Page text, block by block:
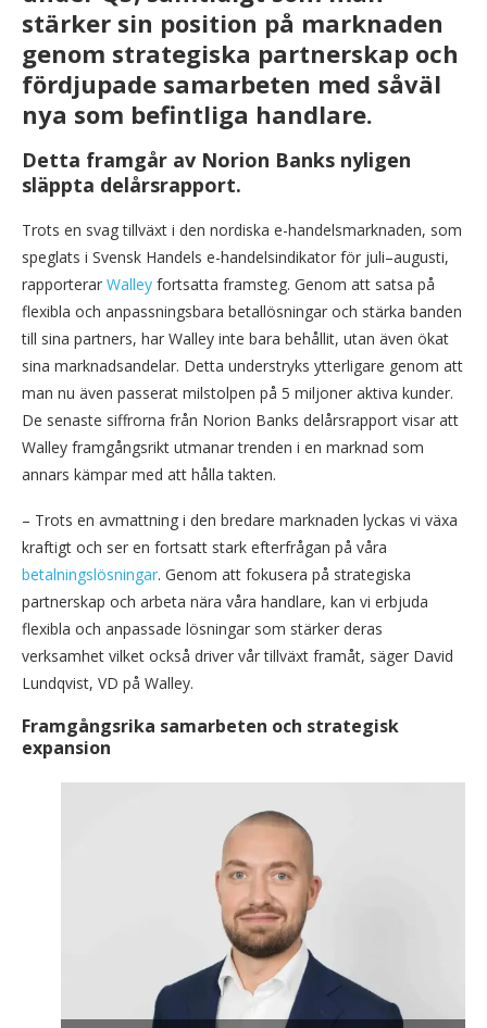
stärker sin position på marknaden
genom strategiska partnerskap och
fördjupade samarbeten med såväl
nya som befintliga handlare.
Detta framgår av Norion Banks nyligen
släppta delårsrapport.
Trots en svag tillväxt i den nordiska e-handelsmarknaden, som
speglats i Svensk Handels e-handelsindikator för juli–augusti,
rapporterar Walley fortsatta framsteg. Genom att satsa på
flexibla och anpassningsbara betallösningar och stärka banden
till sina partners, har Walley inte bara behållit, utan även ökat
sina marknadsandelar. Detta understryks ytterligare genom att
man nu även passerat milstolpen på 5 miljoner aktiva kunder.
De senaste siffrorna från Norion Banks delårsrapport visar att
Walley framgångsrikt utmanar trenden i en marknad som
annars kämpar med att hålla takten.
– Trots en avmattning i den bredare marknaden lyckas vi växa
kraftigt och ser en fortsatt stark efterfrågan på våra
betalningslösningar. Genom att fokusera på strategiska
partnerskap och arbeta nära våra handlare, kan vi erbjuda
flexibla och anpassade lösningar som stärker deras
verksamhet vilket också driver vår tillväxt framåt, säger David
Lundqvist, VD på Walley.
Framgångsrika samarbeten och strategisk
expansion